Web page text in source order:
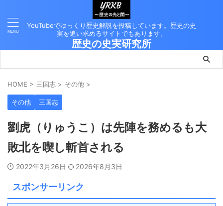
YouTubeでゆっくり歴史解説を投稿しています。歴史の史
実を追い求めるサイトでもあります。
歴史の史実研究所
HOME > 三国志 > その他 >
その他 三国志
劉虎（りゅうこ）は先陣を務めるも大
敗北を喫し斬首される
2022年3月26日 2026年8月3日
スポンサーリンク